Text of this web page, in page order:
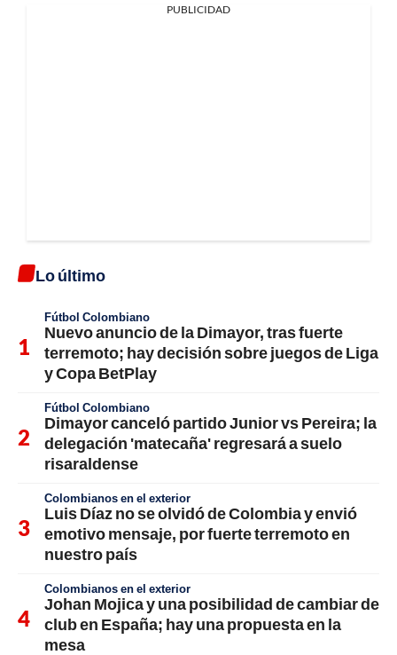
PUBLICIDAD
Lo último
Fútbol Colombiano
Nuevo anuncio de la Dimayor, tras fuerte
terremoto; hay decisión sobre juegos de Liga
y Copa BetPlay
Fútbol Colombiano
Dimayor canceló partido Junior vs Pereira; la
delegación 'matecaña' regresará a suelo
risaraldense
Colombianos en el exterior
Luis Díaz no se olvidó de Colombia y envió
emotivo mensaje, por fuerte terremoto en
nuestro país
Colombianos en el exterior
Johan Mojica y una posibilidad de cambiar de
club en España; hay una propuesta en la
mesa